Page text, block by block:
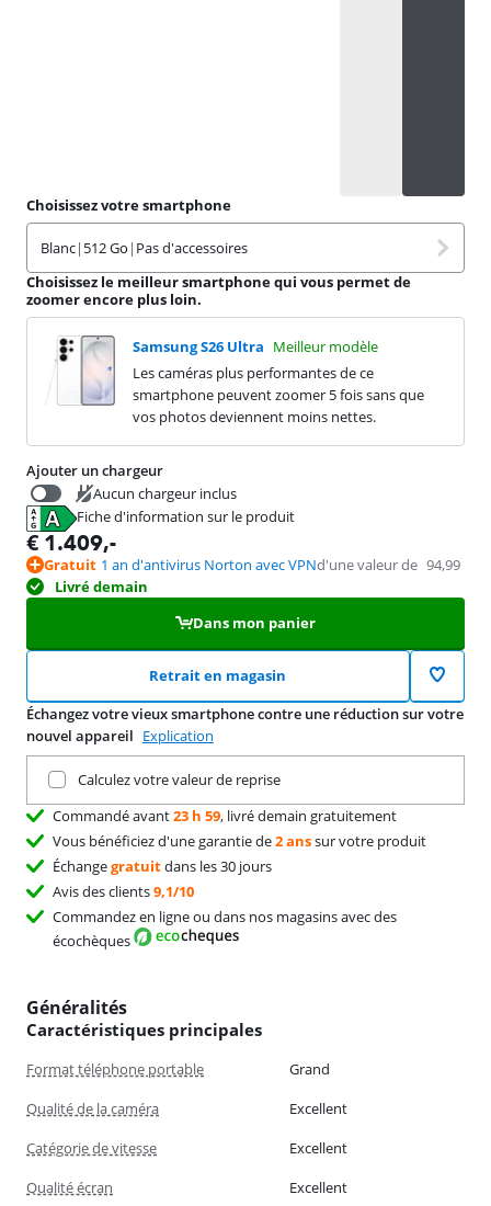
Choisissez votre smartphone
Blanc| 512 Go | Pas d'accessoires
Choisissez le meilleur smartphone qui vous permet de
zoomer encore plus loin.
Samsung S26 Ultra Meilleur modèle
Les caméras plus performantes de ce
smartphone peuvent zoomer 5 fois sans que
vos photos deviennent moins nettes.
Ajouter un chargeur
Aucun chargeur inclus
€39,99
Fiche d'information sur le produit
s'ouvre dans un nouvel onglet
€ 1.409,-
Gratuit 1 an d'antivirus Norton avec VPNd'une valeur de 94,99
Livré demain
Dans mon panier
Retrait en magasin
Échangez votre vieux smartphone contre une réduction sur votre
nouvel appareil Explication
Calculez votre valeur de reprise
Commandé avant23 h 59, livré demain gratuitement
Vous bénéficiez d'une garantie de2 anssur votre produit
Échangegratuitdans les 30 jours
Avis des clients9,1/10
Commandez en ligne ou dans nos magasins avec des
écochèques
Généralités
Caractéristiques principales
Format téléphone portable
Grand
Qualité de la caméra
Excellent
Catégorie de vitesse
Excellent
Qualité écran
Excellent